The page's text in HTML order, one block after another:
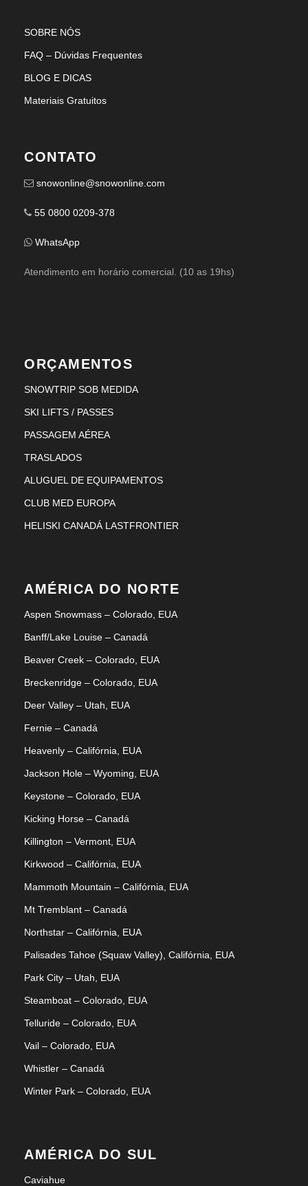
SOBRE NÓS
FAQ – Dúvidas Frequentes
BLOG E DICAS
Materiais Gratuitos
CONTATO
snowonline@snowonline.com
55 0800 0209-378
WhatsApp
Atendimento em horário comercial. (10 as 19hs)
ORÇAMENTOS
SNOWTRIP SOB MEDIDA
SKI LIFTS / PASSES
PASSAGEM AÉREA
TRASLADOS
ALUGUEL DE EQUIPAMENTOS
CLUB MED EUROPA
HELISKI CANADÁ LASTFRONTIER
AMÉRICA DO NORTE
Aspen Snowmass – Colorado, EUA
Banff/Lake Louise – Canadá
Beaver Creek – Colorado, EUA
Breckenridge – Colorado, EUA
Deer Valley – Utah, EUA
Fernie – Canadá
Heavenly – Califórnia, EUA
Jackson Hole – Wyoming, EUA
Keystone – Colorado, EUA
Kicking Horse – Canadá
Killington – Vermont, EUA
Kirkwood – Califórnia, EUA
Mammoth Mountain – Califórnia, EUA
Mt Tremblant – Canadá
Northstar – Califórnia, EUA
Palisades Tahoe (Squaw Valley), Califórnia, EUA
Park City – Utah, EUA
Steamboat – Colorado, EUA
Telluride – Colorado, EUA
Vail – Colorado, EUA
Whistler – Canadá
Winter Park – Colorado, EUA
AMÉRICA DO SUL
Caviahue